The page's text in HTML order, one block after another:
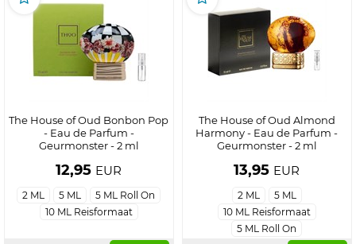
The House of Oud Bonbon Pop
- Eau de Parfum -
Geurmonster - 2 ml
12,95 EUR
2 ML 5 ML
5 ML Roll On
10 ML Reisformaat
The House of Oud Almond
Harmony - Eau de Parfum -
Geurmonster - 2 ml
13,95 EUR
2 ML
5 ML
10 ML Reisformaat
5 ML Roll On